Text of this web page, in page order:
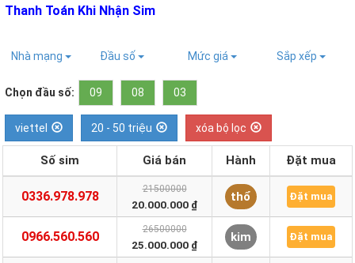
Thanh Toán Khi Nhận Sim
Nhà mạng Đầu số Mức giá Sắp xếp
Chọn đầu số: 09 08 03
viettel 20 - 50 triệu xóa bộ lọc
Số sim Giá bán Hành Đặt mua
0336.978.978 21500000
20.000.000 ₫
thổ Đặt mua
0966.560.560 26500000
25.000.000 ₫
kim Đặt mua